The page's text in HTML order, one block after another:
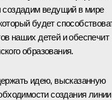
создадим ведущий в мире
будет
наших детей и обеспечит
образования.
идею, высказанную
создания линии